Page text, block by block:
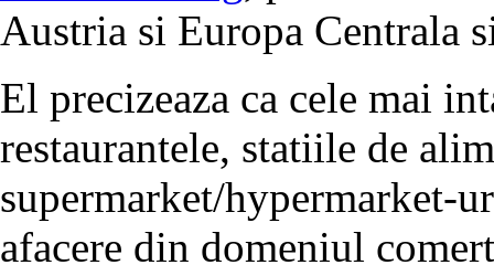
Austria si Europa Centrala
El precizeaza ca cele mai
restaurantele, statiile de
supermarket/hypermarket-
afacere din domeniul